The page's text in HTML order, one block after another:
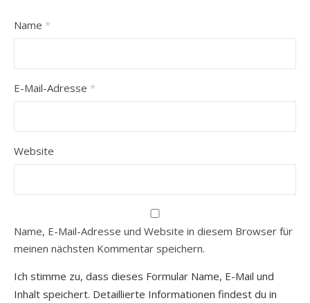
Name *
E-Mail-Adresse *
Website
Name, E-Mail-Adresse und Website in diesem Browser für
meinen nächsten Kommentar speichern.
Ich stimme zu, dass dieses Formular Name, E-Mail und
Inhalt speichert. Detaillierte Informationen findest du in